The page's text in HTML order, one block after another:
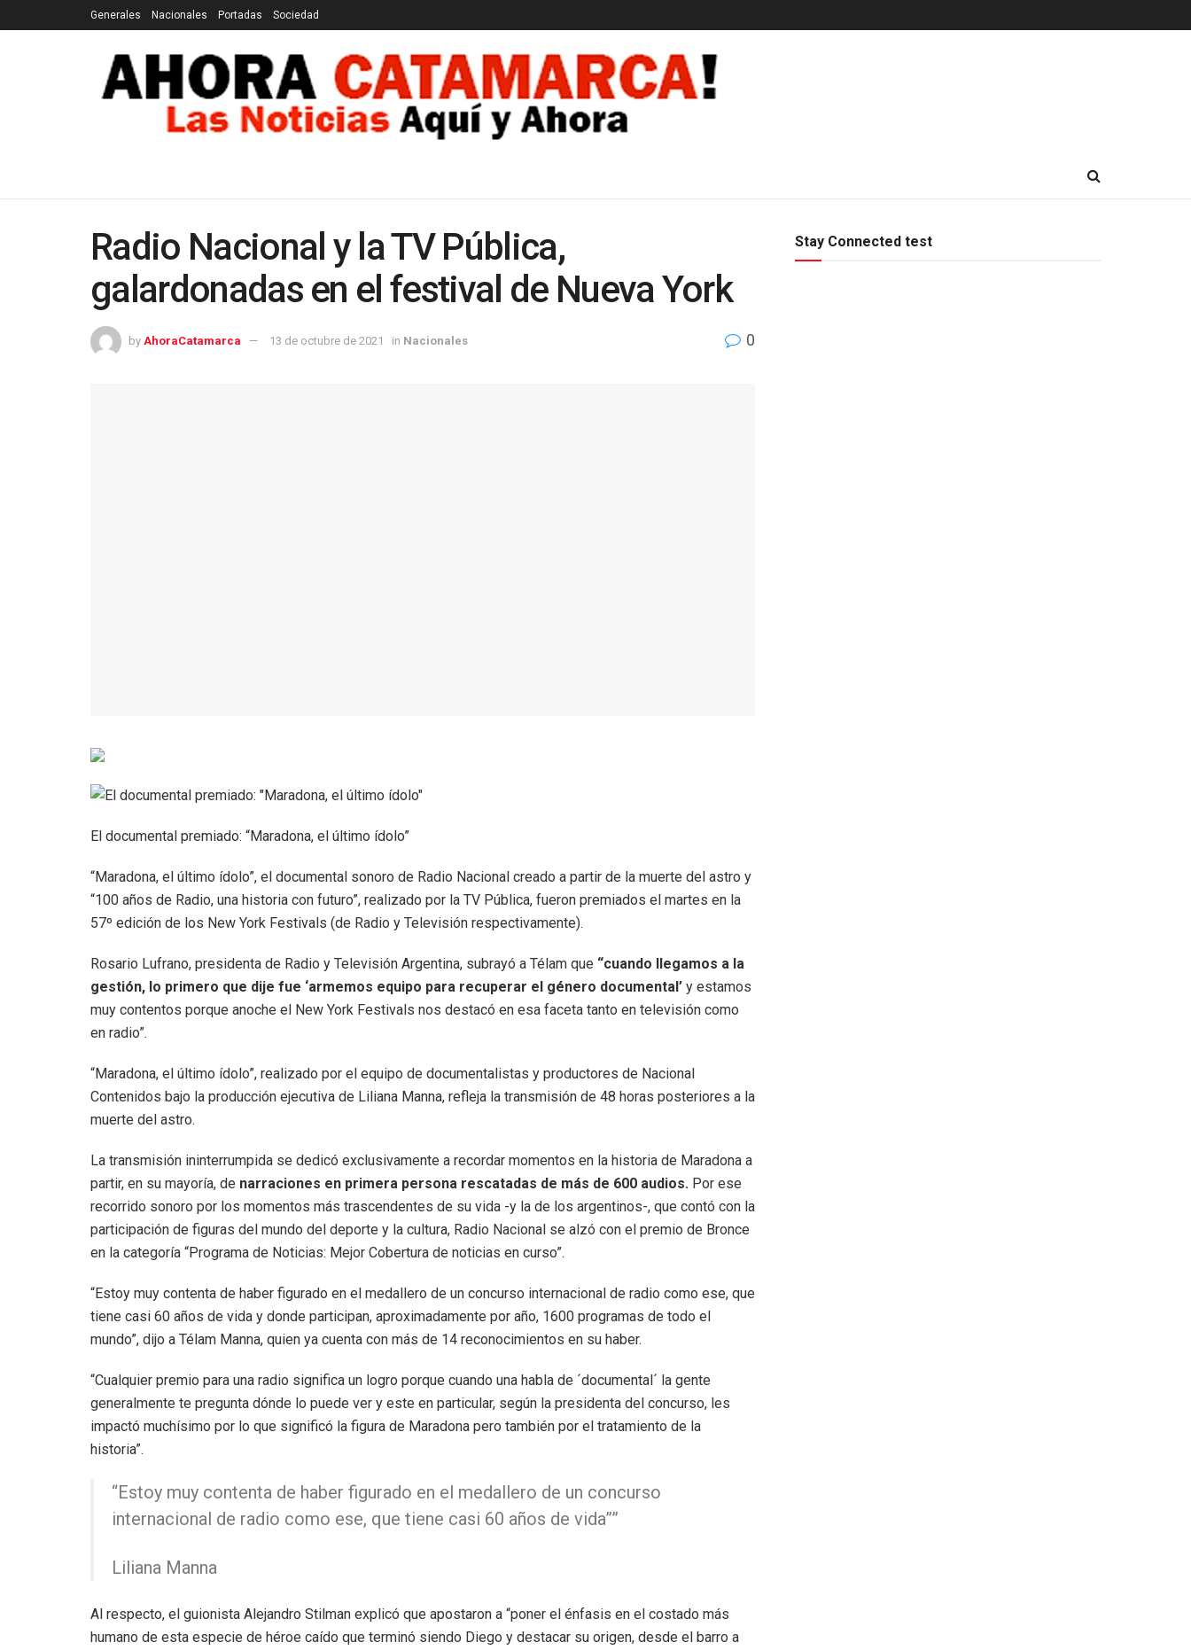
Generales Nacionales Portadas Sociedad
Radio Nacional y la TV Pública,
galardonadas en el festival de Nueva York
by AhoraCatamarca 13 de octubre de 2021 in Nacionales 0
El documental premiado: “Maradona, el último ídolo”
“Maradona, el último ídolo”, el documental sonoro de Radio Nacional creado a partir de la muerte del astro y
“100 años de Radio, una historia con futuro”, realizado por la TV Pública, fueron premiados el martes en la
57º edición de los New York Festivals (de Radio y Televisión respectivamente).
Rosario Lufrano, presidenta de Radio y Televisión Argentina, subrayó a Télam que “cuando llegamos a la
gestión, lo primero que dije fue ‘armemos equipo para recuperar el género documental’ y estamos
muy contentos porque anoche el New York Festivals nos destacó en esa faceta tanto en televisión como
en radio”.
“Maradona, el último ídolo”, realizado por el equipo de documentalistas y productores de Nacional
Contenidos bajo la producción ejecutiva de Liliana Manna, refleja la transmisión de 48 horas posteriores a la
muerte del astro.
La transmisión ininterrumpida se dedicó exclusivamente a recordar momentos en la historia de Maradona a
partir, en su mayoría, de narraciones en primera persona rescatadas de más de 600 audios. Por ese
recorrido sonoro por los momentos más trascendentes de su vida -y la de los argentinos-, que contó con la
participación de figuras del mundo del deporte y la cultura, Radio Nacional se alzó con el premio de Bronce
en la categoría “Programa de Noticias: Mejor Cobertura de noticias en curso”.
“Estoy muy contenta de haber figurado en el medallero de un concurso internacional de radio como ese, que
tiene casi 60 años de vida y donde participan, aproximadamente por año, 1600 programas de todo el
mundo”, dijo a Télam Manna, quien ya cuenta con más de 14 reconocimientos en su haber.
“Cualquier premio para una radio significa un logro porque cuando una habla de ´documental´ la gente
generalmente te pregunta dónde lo puede ver y este en particular, según la presidenta del concurso, les
impactó muchísimo por lo que significó la figura de Maradona pero también por el tratamiento de la
historia”.
“Estoy muy contenta de haber figurado en el medallero de un concurso
internacional de radio como ese, que tiene casi 60 años de vida””
Liliana Manna
Al respecto, el guionista Alejandro Stilman explicó que apostaron a “poner el énfasis en el costado más
humano de esta especie de héroe caído que terminó siendo Diego y destacar su origen, desde el barro a
Stay Connected test